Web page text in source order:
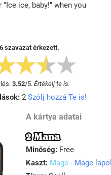
ice, baby!" when you
szavazat érkezett.
3.52/5. Értékelj te is.
2 Szólj hozzá Te is!
A kártya adatai
2 Mana
Minőség: Free
Kaszt: Mage - Mage